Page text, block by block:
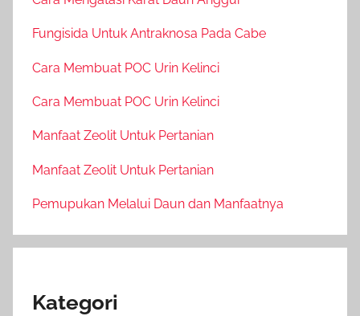
Fungisida Untuk Antraknosa Pada Cabe
Cara Membuat POC Urin Kelinci
Cara Membuat POC Urin Kelinci
Manfaat Zeolit Untuk Pertanian
Manfaat Zeolit Untuk Pertanian
Pemupukan Melalui Daun dan Manfaatnya
Kategori